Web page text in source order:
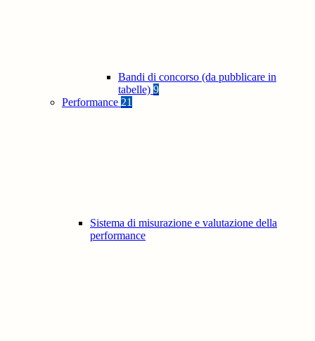
Bandi di concorso (da pubblicare in
tabelle) 9
Performance 21
Sistema di misurazione e valutazione della
performance